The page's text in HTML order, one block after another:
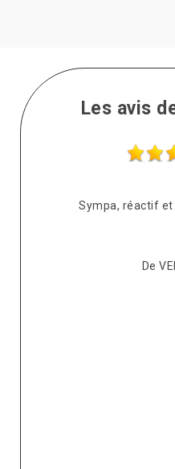
Les avis
Sympa, réactif
De